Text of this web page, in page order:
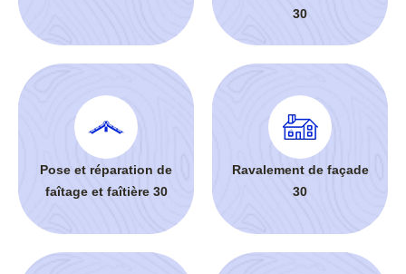
30
Pose et réparation de
faîtage et faîtière 30
Ravalement de façade
30